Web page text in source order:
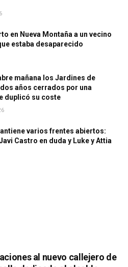
en Nueva Montaña a un vecino
estaba desaparecido
mañana los Jardines de
años cerrados por una
duplicó su coste
varios frentes abiertos:
Castro en duda y Luke y Attia
al nuevo callejero de